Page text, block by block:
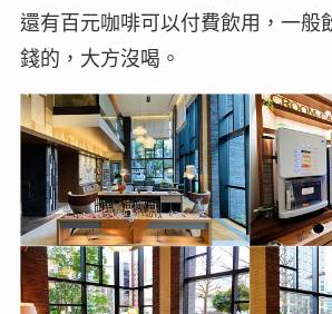
還有百元咖啡可以付費飲用，一般
錢的，大方沒喝。